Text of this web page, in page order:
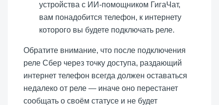
устройства с ИИ-помощником ГигаЧат,
вам понадобится телефон, к интернету
которого вы будете подключать реле.
Обратите внимание, что после подключения
реле Сбер через точку доступа, раздающий
интернет телефон всегда должен оставаться
недалеко от реле — иначе оно перестанет
сообщать о своём статусе и не будет